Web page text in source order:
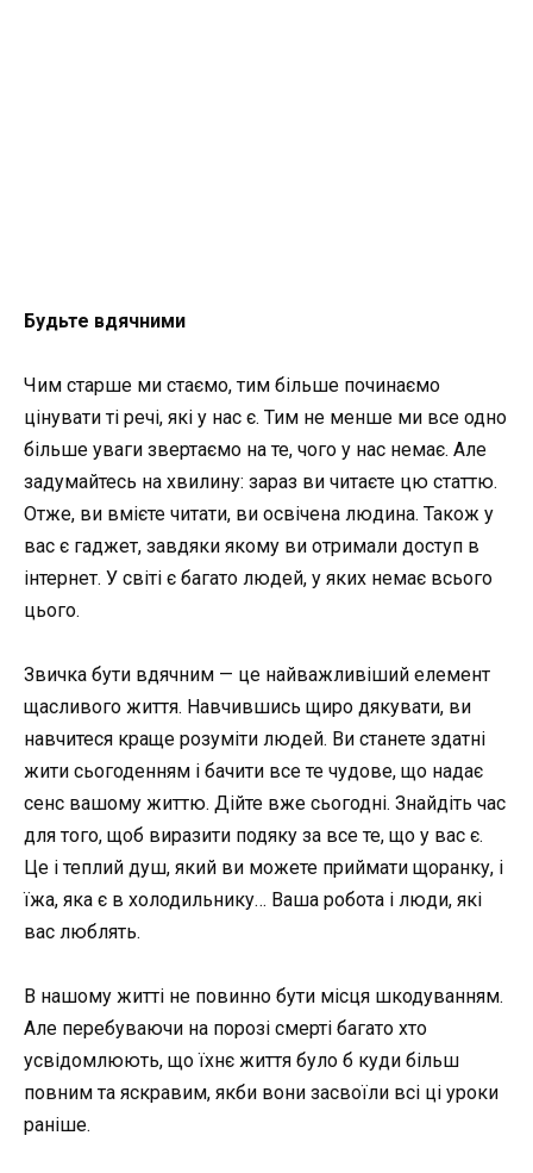
Будьте вдячними
Чим старше ми стаємо, тим більше починаємо
цінувати ті речі, які у нас є. Тим не менше ми все одно
більше уваги звертаємо на те, чого у нас немає. Але
задумайтесь на хвилину: зараз ви читаєте цю статтю.
Отже, ви вмієте читати, ви освічена людина. Також у
вас є гаджет, завдяки якому ви отримали доступ в
інтернет. У світі є багато людей, у яких немає всього
цього.
Звичка бути вдячним — це найважливіший елемент
щасливого життя. Навчившись щиро дякувати, ви
навчитеся краще розуміти людей. Ви станете здатні
жити сьогоденням і бачити все те чудове, що надає
сенс вашому життю. Дійте вже сьогодні. Знайдіть час
для того, щоб виразити подяку за все те, що у вас є.
Це і теплий душ, який ви можете приймати щоранку, і
їжа, яка є в холодильнику… Ваша робота і люди, які
вас люблять.
В нашому житті не повинно бути місця шкодуванням.
Але перебуваючи на порозі смерті багато хто
усвідомлюють, що їхнє життя було б куди більш
повним та яскравим, якби вони засвоїли всі ці уроки
раніше.